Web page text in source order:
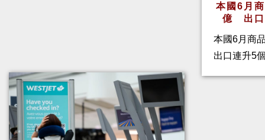
本國6月
億 出口
本國6月商
出口連升5